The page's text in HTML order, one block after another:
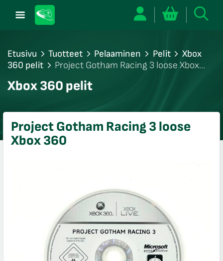
Etusivu Tuotteet Pelaaminen Pelit
Xbox
360 pelit
Project Gotham Racing 3 loose Xbox
Xbox 360 pelit
Project Gotham Racing 3 loose
Xbox 360
sulje
sulje